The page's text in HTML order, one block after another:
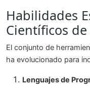
Habilidades
Científicos
El conjunto de
ha evolucionado para
Lenguajes de